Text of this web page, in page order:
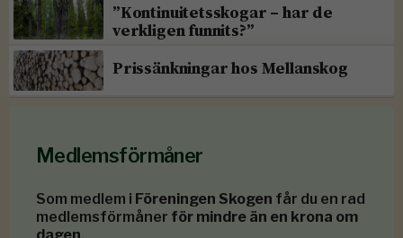
”Kontinuitetsskogar – har de
verkligen funnits?”
Prissänkningar hos Mellanskog
Medlemsförmåner
Som medlem i Föreningen Skogen får du en rad
medlemsförmåner för mindre än en krona om